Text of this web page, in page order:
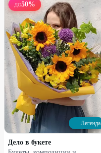
Набирает высоту
Моно-букет из роз
3000 ₽
25%
ДО50%
Легенда
Дело в букете